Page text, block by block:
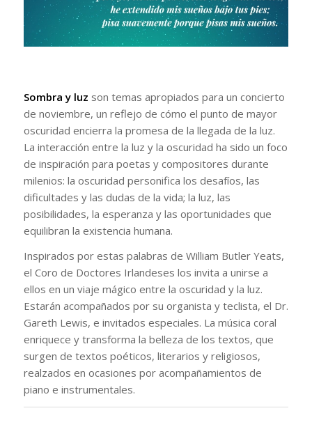
Sombra y luz son temas apropiados para un concierto
de noviembre, un reflejo de cómo el punto de mayor
oscuridad encierra la promesa de la llegada de la luz.
La interacción entre la luz y la oscuridad ha sido un foco
de inspiración para poetas y compositores durante
milenios: la oscuridad personifica los desafíos, las
dificultades y las dudas de la vida; la luz, las
posibilidades, la esperanza y las oportunidades que
equilibran la existencia humana.
Inspirados por estas palabras de William Butler Yeats,
el Coro de Doctores Irlandeses los invita a unirse a
ellos en un viaje mágico entre la oscuridad y la luz.
Estarán acompañados por su organista y teclista, el Dr.
Gareth Lewis, e invitados especiales. La música coral
enriquece y transforma la belleza de los textos, que
surgen de textos poéticos, literarios y religiosos,
realzados en ocasiones por acompañamientos de
piano e instrumentales.